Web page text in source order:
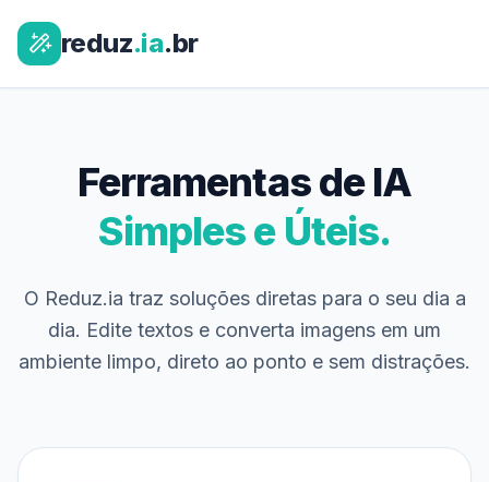
reduz.ia.br
Ferramentas de IA
Simples e Úteis.
O Reduz.ia traz soluções diretas para o seu dia a
dia. Edite textos e converta imagens em um
ambiente limpo, direto ao ponto e sem distrações.